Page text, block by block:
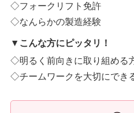
◇フォークリフト免許
◇なんらかの製造経験
▼こんな方にピッタリ！
◇明るく前向きに取り組める
◇チームワークを大切にでき